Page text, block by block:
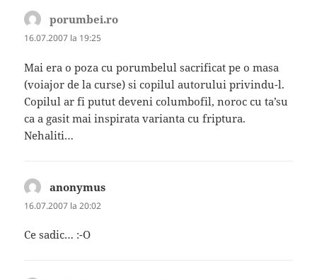
porumbei.ro
16.07.2007 la 19:25
Mai era o poza cu porumbelul sacrificat pe o masa
(voiajor de la curse) si copilul autorului privindu-l.
Copilul ar fi putut deveni columbofil, noroc cu ta’su
ca a gasit mai inspirata varianta cu friptura.
Nehaliti…
anonymus
16.07.2007 la 20:02
Ce sadic… :-O